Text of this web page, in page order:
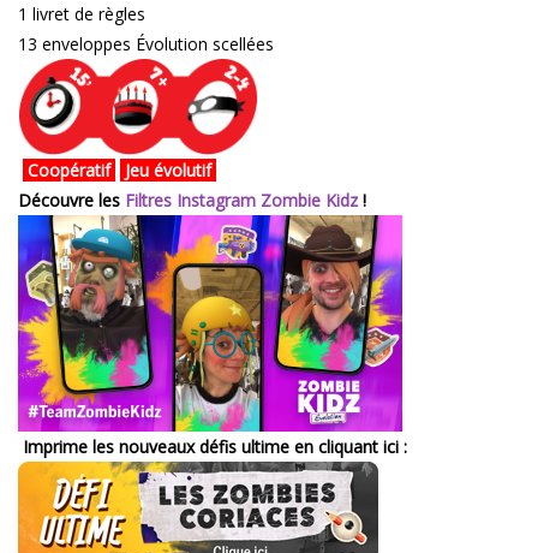
1 livret de règles
13 enveloppes Évolution scellées
Coopératif Jeu évolutif
Découvre les Filtres Instagram Zombie Kidz !
Imprime les nouveaux défis ultime en cliquant ici :